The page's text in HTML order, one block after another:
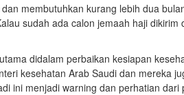
membutuhkan kurang lebih dua
sudah ada calon jemaah haji
didalam perbaikan kesiapan
kesehatan Arab Saudi dan mereka
ini menjadi warning dan perhatian